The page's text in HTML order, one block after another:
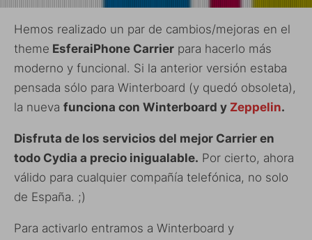
Hemos realizado un par de cambios/mejoras en el
theme EsferaiPhone Carrier para hacerlo más
moderno y funcional. Si la anterior versión estaba
pensada sólo para Winterboard (y quedó obsoleta),
la nueva funciona con Winterboard y Zeppelin.
Disfruta de los servicios del mejor Carrier en
todo Cydia a precio inigualable. Por cierto, ahora
válido para cualquier compañía telefónica, no solo
de España. ;)
Para activarlo entramos a Winterboard y